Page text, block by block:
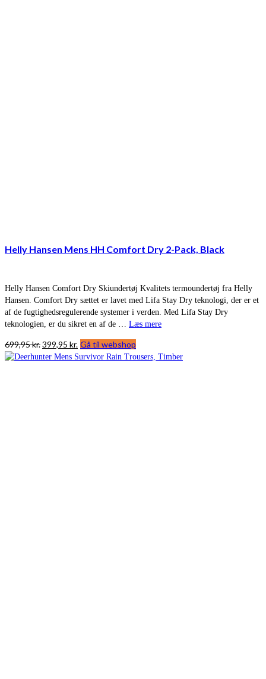
Helly Hansen Mens HH Comfort Dry 2-Pack, Black
Helly Hansen Comfort Dry Skiundertøj Kvalitets termoundertøj fra Helly
Hansen. Comfort Dry sættet er lavet med Lifa Stay Dry teknologi, der er et
af de fugtighedsregulerende systemer i verden. Med Lifa Stay Dry
teknologien, er du sikret en af de … Læs mere
699,95kr.Den
oprindelige
399,95 kr.Den
aktuelle
Gå til webshop